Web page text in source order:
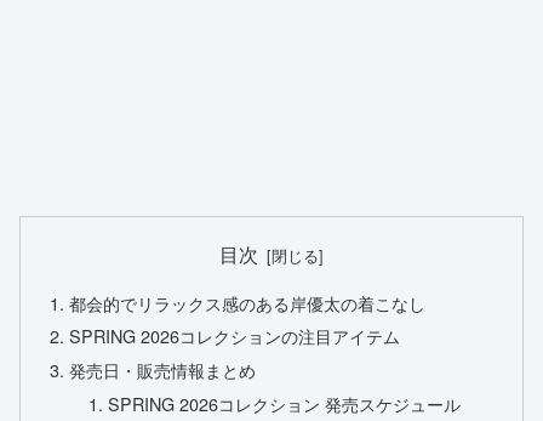
目次
都会的でリラックス感のある岸優太の着こなし
SPRING 2026コレクションの注目アイテム
発売日・販売情報まとめ
SPRING 2026コレクション 発売スケジュール